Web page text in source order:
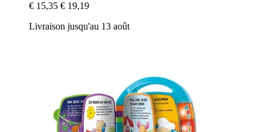
€ 15,35 € 19,19
Livraison jusqu'au 13 août